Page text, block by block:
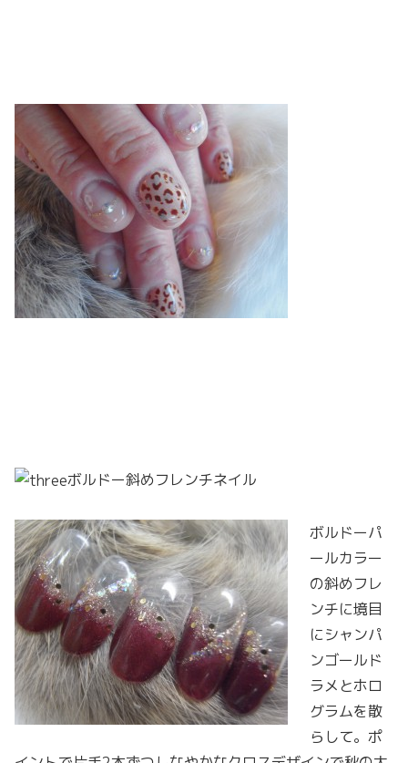
ボルドー斜めフレンチネイル
ボルドーパ
ールカラー
の斜めフレ
ンチに境目
にシャンパ
ンゴールド
ラメとホロ
グラムを散
らして。ポ